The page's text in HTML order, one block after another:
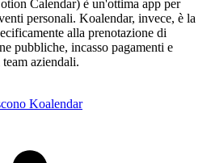
Calendar) è un'ottima app per
personali. Koalendar, invece, è la
alla prenotazione di
pubbliche, incasso pagamenti e
aziendali.
Koalendar